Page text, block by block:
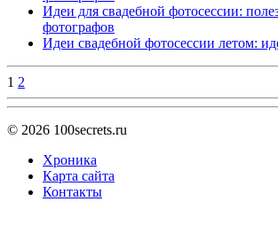
Идеи для свадебной фотосессии:
фотографов
Идеи свадебной фотосессии летом:
1 2
© 2026 100secrets.ru
Хроника
Карта сайта
Контакты